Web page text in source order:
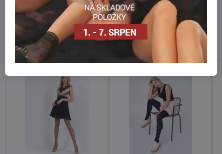
FacebookTwitterBlueskyPinterestReddit LinkedIn WhatsApp
E-
Alternativní produkty